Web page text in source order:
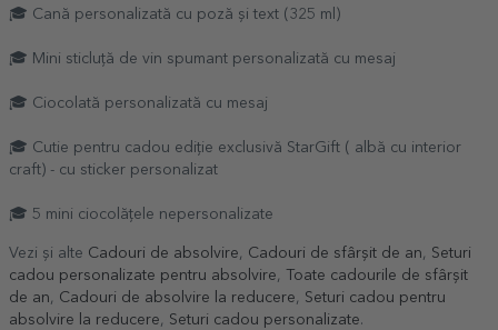
🎓 Cană personalizată cu poză și text (325 ml)
🎓 Mini sticluță de vin spumant personalizată cu mesaj
🎓 Ciocolată personalizată cu mesaj
🎓 Cutie pentru cadou ediție exclusivă StarGift ( albă cu interior
craft) - cu sticker personalizat
🎓 5 mini ciocolățele nepersonalizate
Vezi și alte Cadouri de absolvire, Cadouri de sfârșit de an, Seturi
cadou personalizate pentru absolvire, Toate cadourile de sfârșit
de an, Cadouri de absolvire la reducere, Seturi cadou pentru
absolvire la reducere, Seturi cadou personalizate.